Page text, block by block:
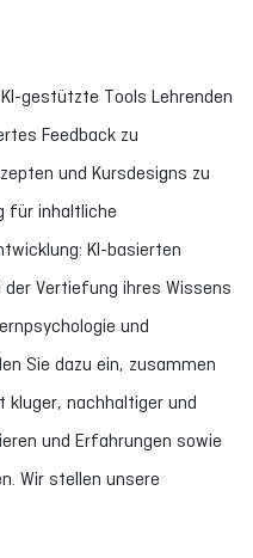
gestützte Tools Lehrenden
Feedback zu
und Kursdesigns zu
für inhaltliche
KI-basierten
der Vertiefung ihres Wissens
und
Sie dazu ein, zusammen
kluger, nachhaltiger und
und Erfahrungen sowie
Wir stellen unsere